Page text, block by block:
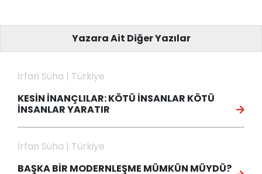
Yazara Ait Diğer Yazılar
İrfan Süha | Türkiye
KESİN İNANÇLILAR: KÖTÜ İNSANLAR KÖTÜ
İNSANLAR YARATIR
İrfan Süha | Türkiye
BAŞKA BİR MODERNLEŞME MÜMKÜN MÜYDÜ?